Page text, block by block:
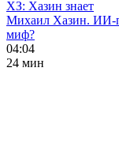
ХЗ: Хазин знает
Михаил Хазин. ИИ-
миф?
04:04
24 мин